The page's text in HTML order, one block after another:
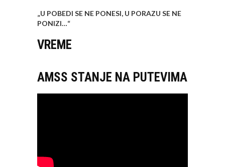
„U POBEDI SE NE PONESI, U PORAZU SE NE
PONIZI…“
VREME
AMSS STANJE NA PUTEVIMA